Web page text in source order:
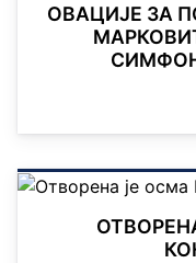
OВАЦИЈЕ ЗА